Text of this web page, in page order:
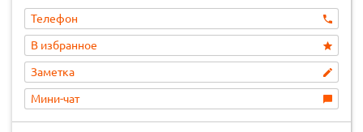
Телефон
В избранное
Заметка
Мини-чат